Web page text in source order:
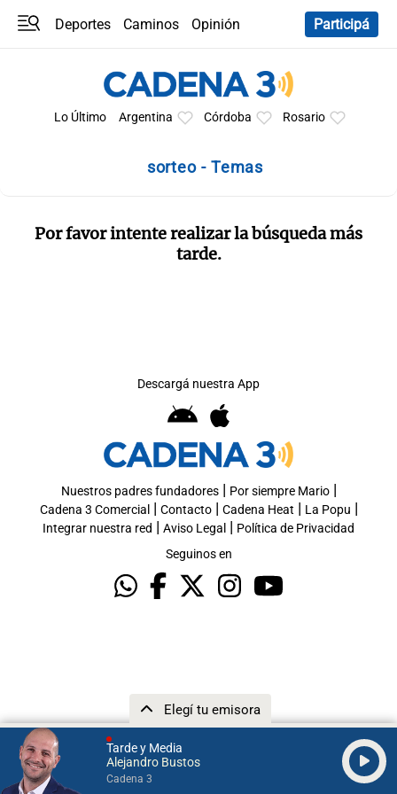
Tarde y Media
Alejandro Bustos
Cadena 3
Elegí tu emisora
Deportes Caminos
Opinión
Participá
Lo Último Argentina Córdoba Rosario
sorteo - Temas
Por favor intente realizar la búsqueda más
tarde.
Descargá nuestra App
Nuestros padres fundadores| Por siempre Mario|
Cadena 3 Comercial | Contacto| Cadena Heat | La Popu |
Integrar nuestra red | Aviso Legal | Política de Privacidad
Seguinos en